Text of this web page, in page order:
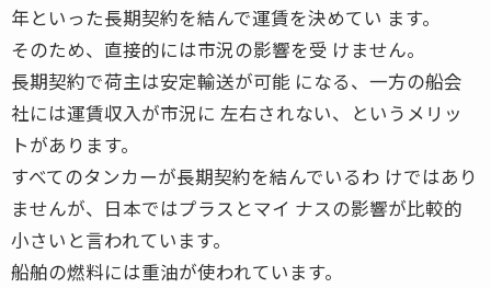
年といった長期契約を結んで運賃を決めてい ます。
そのため、直接的には市況の影響を受 けません。
長期契約で荷主は安定輸送が可能 になる、一方の船会
社には運賃収入が市況に 左右されない、というメリッ
トがあります。
すべてのタンカーが長期契約を結んでいるわ けではあり
ませんが、日本ではプラスとマイ ナスの影響が比較的
小さいと言われています。
船舶の燃料には重油が使われています。